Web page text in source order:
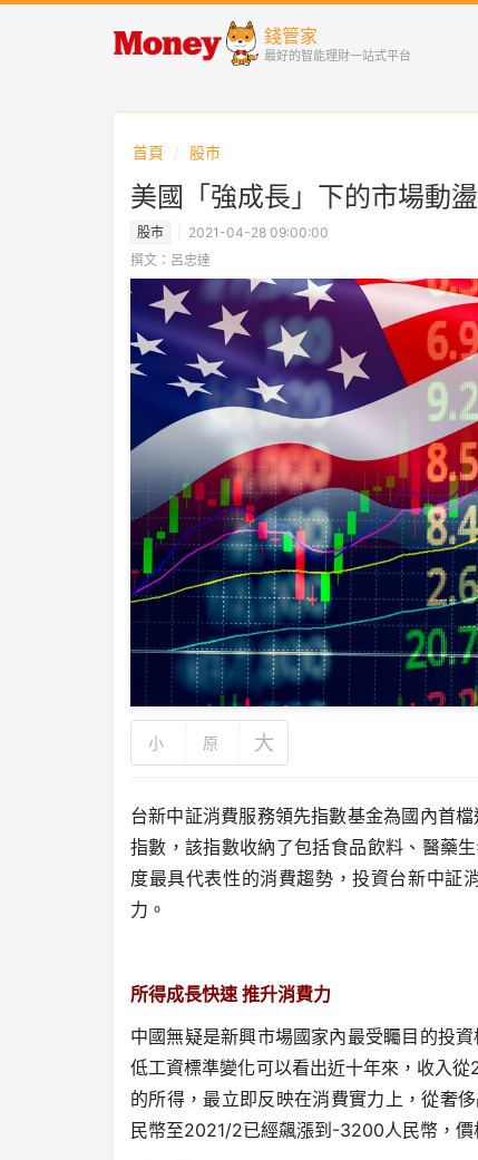
錢管家
最好的智能理財一站式平台
首頁 股市
美國「強成長」下的市場動
股市
2021-04-28 09:00:00
撰文：呂忠達
小 原 大
台新中証消費服務領先指數基金為國內首
指數，該指數收納了包括食品飲料、醫藥
度最具代表性的消費趨勢，投資台新中証
力。
所得成長快速 推升消費力
中國無疑是新興市場國家內最受矚目的投
低工資標準變化可以看出近十年來，收入
的所得，最立即反映在消費實力上，從奢
民幣至2021/2已經飆漲到-3200人民幣，